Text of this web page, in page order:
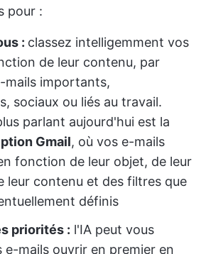
pour :
: classez intelligemment vos
de leur contenu, par
mails importants,
sociaux ou liés au travail.
parlant aujourd'hui est la
Gmail, où vos e-mails
fonction de leur objet, de leur
leur contenu et des filtres que
définis
priorités : l'IA peut vous
e-mails ouvrir en premier en